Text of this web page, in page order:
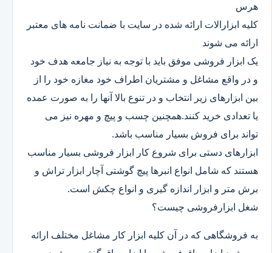
هرس
کلیه ابزارالات ارائه شده در سایت با ضمانت نامه های معتبر
ارائه می شوند
یک ابزار فروشی موفق باید با توجه به نیاز جامعه هدف خود
و در واقع مشاغل و مشتریان اطراف خود مغازه خود را از
بین ابزارهای زیر انتخاب و در تنوع بالا آنها را به صورت عمده
یا تعدادی خرید کنند.همچنین چسب و پیچ و مهره نیز می
تواند برای فروش بسیار مناسب باشد.
ابزارهای دستی برای شروع کار ابزار فروشی بسیار مناسب
هستند که شامل انواع انبرها پیچ گوشتی آچار ابزار تراش و
برش متر و ابزار اندازه گیری و انواع چکش است.
شغل ابزارفروشی چیست؟
به فروشگاهی که در آن کلیه ابزار کار مشاغل مختلف ارائه